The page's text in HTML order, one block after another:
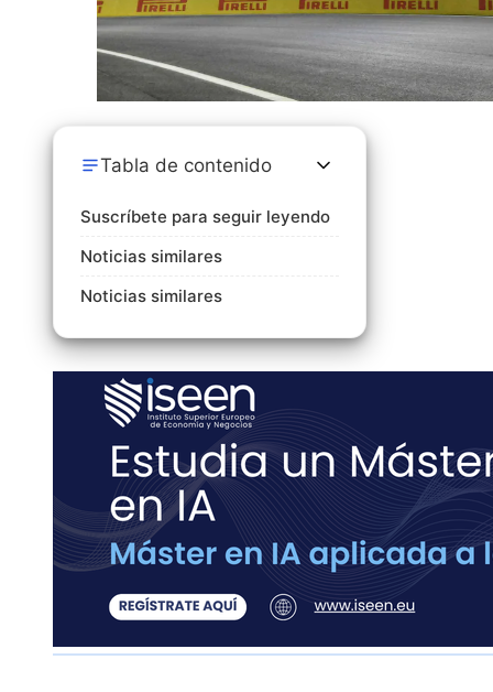
Tabla de contenido
Suscríbete para seguir leyendo
Noticias similares
Noticias similares